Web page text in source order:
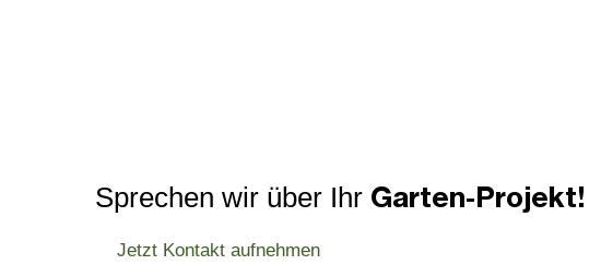
Sprechen wir über Ihr Garten-Projekt!
Jetzt Kontakt aufnehmen